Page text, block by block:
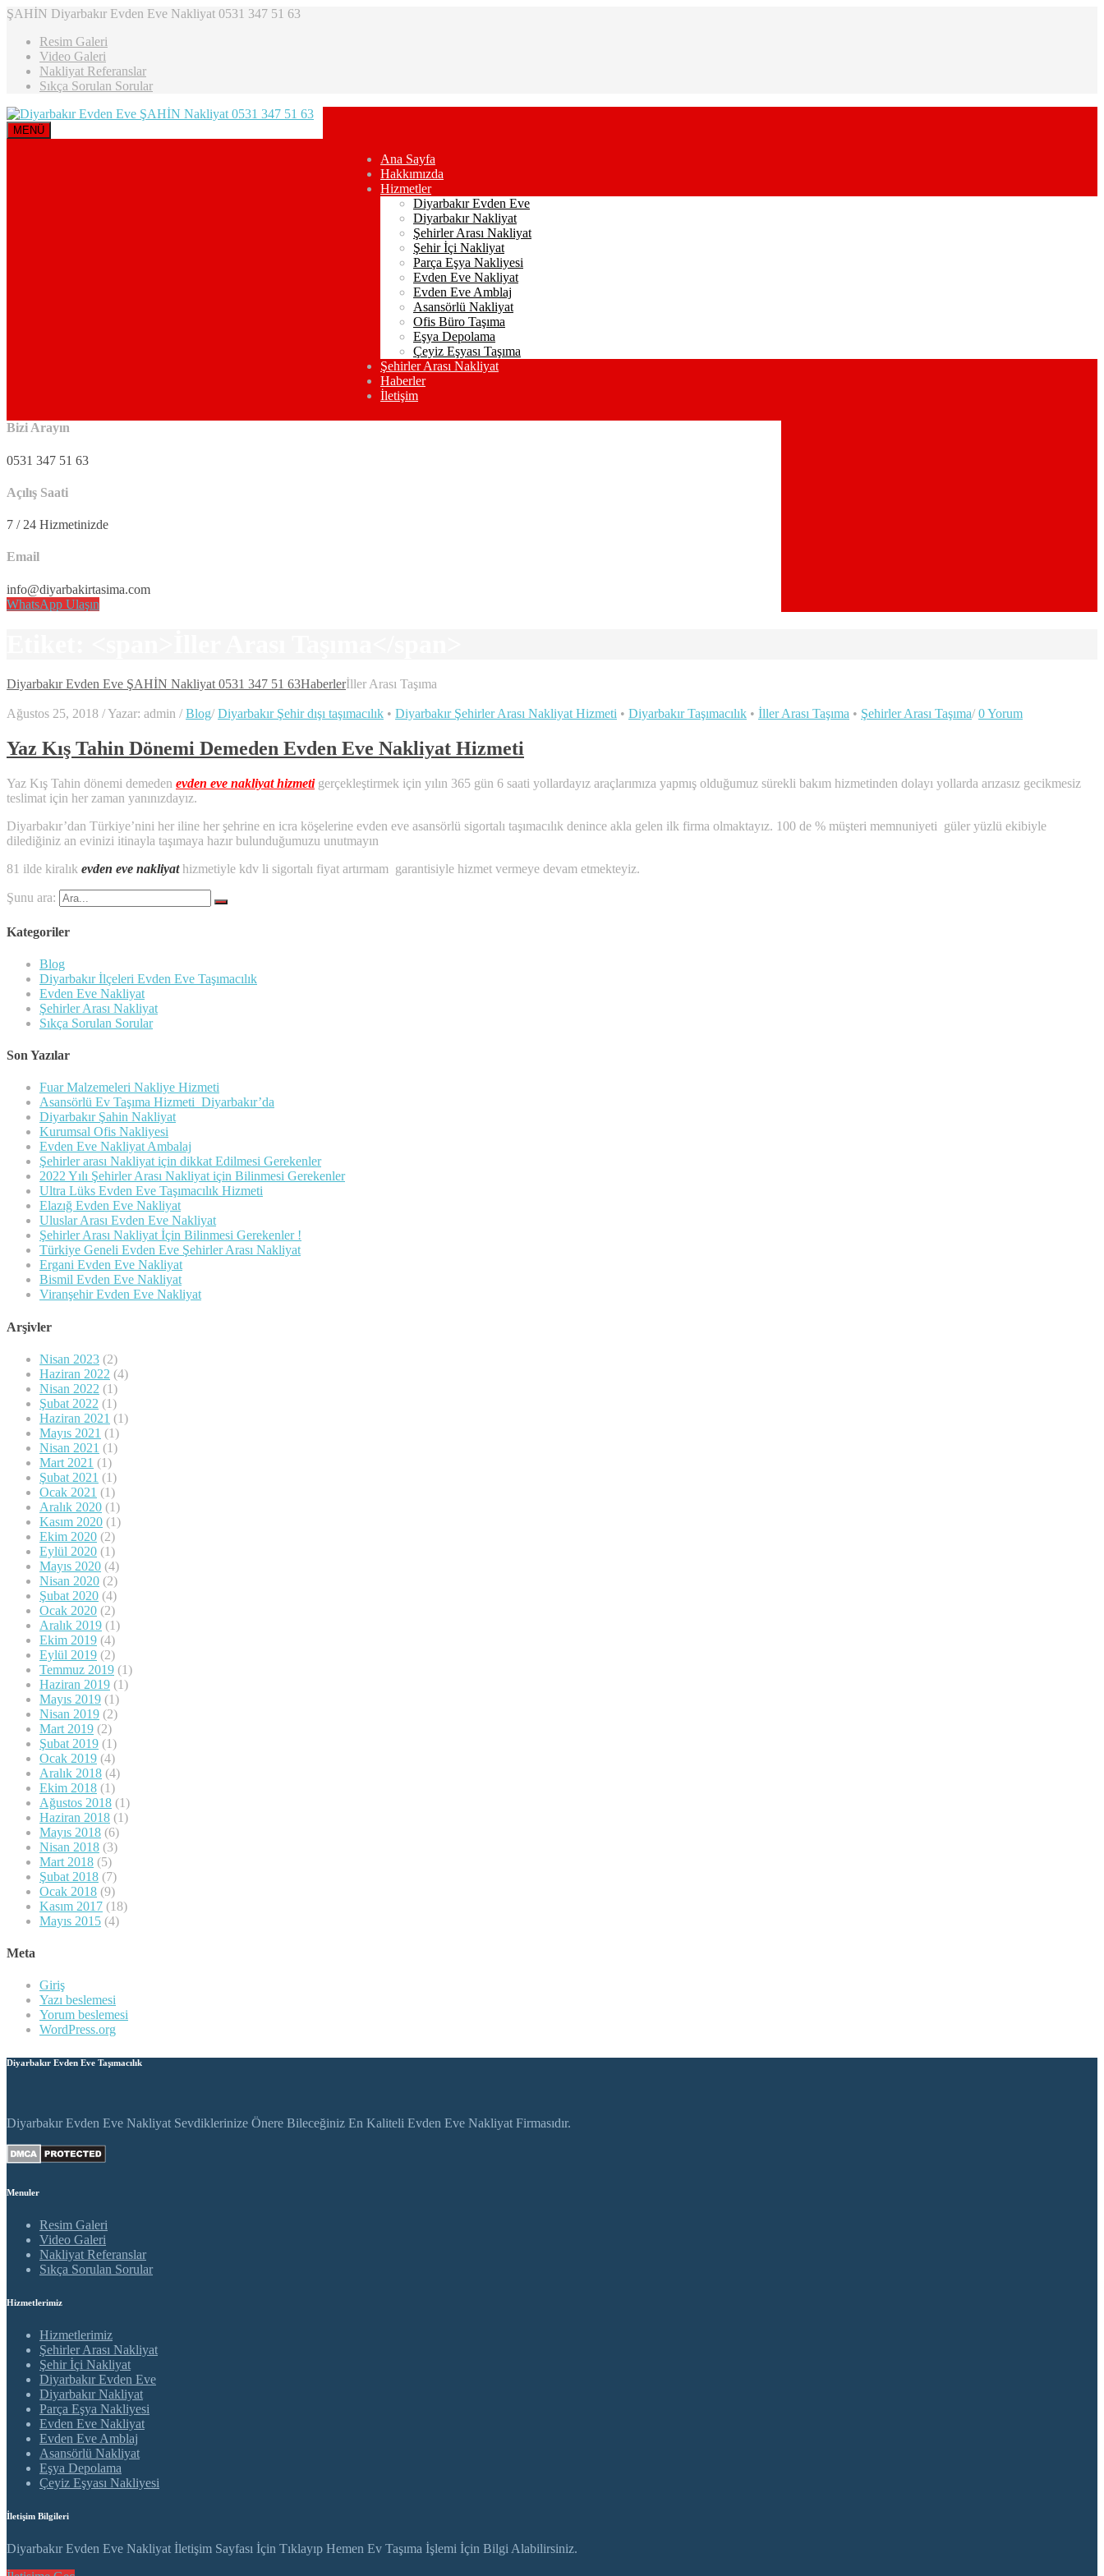
ŞAHİN Diyarbakır Evden Eve Nakliyat 0531 347 51 63
Resim Galeri
Video Galeri
Nakliyat Referanslar
Sıkça Sorulan Sorular
MENÜ
Ana Sayfa
Hakkımızda
Hizmetler
Diyarbakır Evden Eve
Diyarbakır Nakliyat
Şehirler Arası Nakliyat
Şehir İçi Nakliyat
Parça Eşya Nakliyesi
Evden Eve Nakliyat
Evden Eve Amblaj
Asansörlü Nakliyat
Ofis Büro Taşıma
Eşya Depolama
Çeyiz Eşyası Taşıma
Şehirler Arası Nakliyat
Haberler
İletişim
Bizi Arayın
0531 347 51 63
Açılış Saati
7 / 24 Hizmetinizde
Email
info@diyarbakirtasima.com
WhatsApp Ulaşın
Diyarbakır Evden Eve ŞAHİN Nakliyat 0531 347 51 63Haberlerİller Arası Taşıma
Ağustos 25, 2018 /Yazar: admin / Blog/ Diyarbakır Şehir dışı taşımacılık • Diyarbakır Şehirler Arası Nakliyat Hizmeti • Diyarbakır Taşımacılık • İller Arası Taşıma • Şehirler Arası Taşıma/ 0 Yorum
Yaz Kış Tahin Dönemi Demeden Evden Eve Nakliyat Hizmeti
Yaz Kış Tahin dönemi demeden evden eve nakliyat hizmetigerçekleştirmek için yılın 365 gün 6 saati yollardayız araçlarımıza yapmış olduğumuz sürekli bakım hizmetinden dolayı yollarda arızasız gecikmesiz
teslimat için her zaman yanınızdayız.
Diyarbakır’dan Türkiye’nini her iline her şehrine en icra köşelerine evden eve asansörlü sigortalı taşımacılık denince akla gelen ilk firma olmaktayız. 100 de % müşteri memnuniyeti güler yüzlü ekibiyle
dilediğiniz an evinizi itinayla taşımaya hazır bulunduğumuzu unutmayın
81 ilde kiralık evden eve nakliyathizmetiyle kdv li sigortalı fiyat artırmam garantisiyle hizmet vermeye devam etmekteyiz.
Şunu ara:
Kategoriler
Blog
Diyarbakır İlçeleri Evden Eve Taşımacılık
Evden Eve Nakliyat
Şehirler Arası Nakliyat
Sıkça Sorulan Sorular
Son Yazılar
Fuar Malzemeleri Nakliye Hizmeti
Asansörlü Ev Taşıma Hizmeti Diyarbakır’da
Diyarbakır Şahin Nakliyat
Kurumsal Ofis Nakliyesi
Evden Eve Nakliyat Ambalaj
Şehirler arası Nakliyat için dikkat Edilmesi Gerekenler
2022 Yılı Şehirler Arası Nakliyat için Bilinmesi Gerekenler
Ultra Lüks Evden Eve Taşımacılık Hizmeti
Elazığ Evden Eve Nakliyat
Uluslar Arası Evden Eve Nakliyat
Şehirler Arası Nakliyat İçin Bilinmesi Gerekenler !
Türkiye Geneli Evden Eve Şehirler Arası Nakliyat
Ergani Evden Eve Nakliyat
Bismil Evden Eve Nakliyat
Viranşehir Evden Eve Nakliyat
Arşivler
Nisan 2023 (2)
Haziran 2022 (4)
Nisan 2022 (1)
Şubat 2022 (1)
Haziran 2021 (1)
Mayıs 2021 (1)
Nisan 2021 (1)
Mart 2021 (1)
Şubat 2021 (1)
Ocak 2021 (1)
Aralık 2020 (1)
Kasım 2020 (1)
Ekim 2020 (2)
Eylül 2020 (1)
Mayıs 2020 (4)
Nisan 2020 (2)
Şubat 2020 (4)
Ocak 2020 (2)
Aralık 2019 (1)
Ekim 2019 (4)
Eylül 2019 (2)
Temmuz 2019 (1)
Haziran 2019 (1)
Mayıs 2019 (1)
Nisan 2019 (2)
Mart 2019 (2)
Şubat 2019 (1)
Ocak 2019 (4)
Aralık 2018 (4)
Ekim 2018 (1)
Ağustos 2018 (1)
Haziran 2018 (1)
Mayıs 2018 (6)
Nisan 2018 (3)
Mart 2018 (5)
Şubat 2018 (7)
Ocak 2018 (9)
Kasım 2017 (18)
Mayıs 2015 (4)
Meta
Giriş
Yazı beslemesi
Yorum beslemesi
WordPress.org
Diyarbakır Evden Eve Taşımacılık
Diyarbakır Evden Eve Nakliyat Sevdiklerinize Önere Bileceğiniz En Kaliteli Evden Eve Nakliyat Firmasıdır.
Menuler
Resim Galeri
Video Galeri
Nakliyat Referanslar
Sıkça Sorulan Sorular
Hizmetlerimiz
Hizmetlerimiz
Şehirler Arası Nakliyat
Şehir İçi Nakliyat
Diyarbakır Evden Eve
Diyarbakır Nakliyat
Parça Eşya Nakliyesi
Evden Eve Nakliyat
Evden Eve Amblaj
Asansörlü Nakliyat
Eşya Depolama
Çeyiz Eşyası Nakliyesi
İletişim Bilgileri
Diyarbakır Evden Eve Nakliyat İletişim Sayfası İçin Tıklayıp Hemen Ev Taşıma İşlemi İçin Bilgi Alabilirsiniz.